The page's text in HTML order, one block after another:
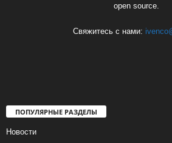
open source.
Свяжитесь с нами:
ПОПУЛЯРНЫЕ РАЗДЕЛЫ
Новости